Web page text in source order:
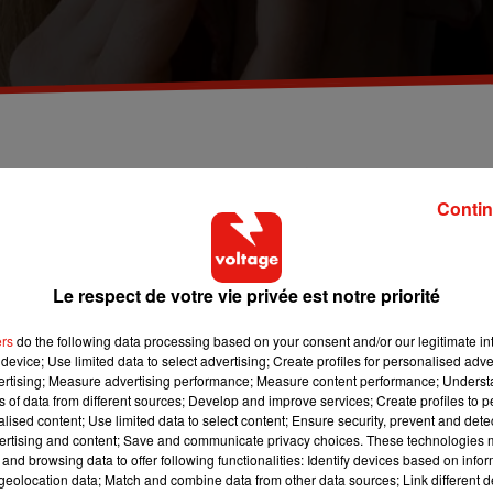
qui sévit désormais !! L'�}le-de-France vient
Publique France.
cette semaine. Santé publique France lance l'alerte dans
recrudescence du nombre de cas traité par les médecins
Selon le réseau Sentinelles, 102 cas de grippe pour
les mains, de tousser dans son coude, d’utiliser un
on présente un syndrome grippal, en particulier au contact
Le respect de votre vie privée est notre priorité
do the following data processing based on your consent and/or our legitimate
Use limited data to select advertising; Create profiles for personalised
Measure advertising performance; Measure content performance;
of data from different sources; Develop and improve services; Create profiles to
content; Use limited data to select content; Ensure security, prevent and
and content; Save and communicate privacy choices. These technologies
browsing data to offer following functionalities: Identify devices based on
data; Match and combine data from other data sources; Link different